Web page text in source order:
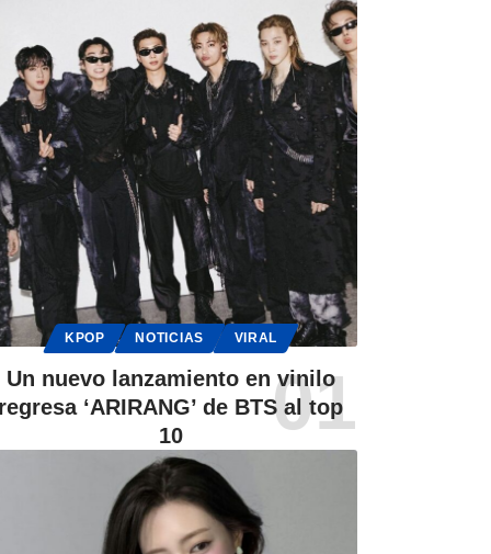
KPOP NOTICIAS VIRAL
Un nuevo lanzamiento en vinilo
regresa ‘ARIRANG’ de BTS al top
10